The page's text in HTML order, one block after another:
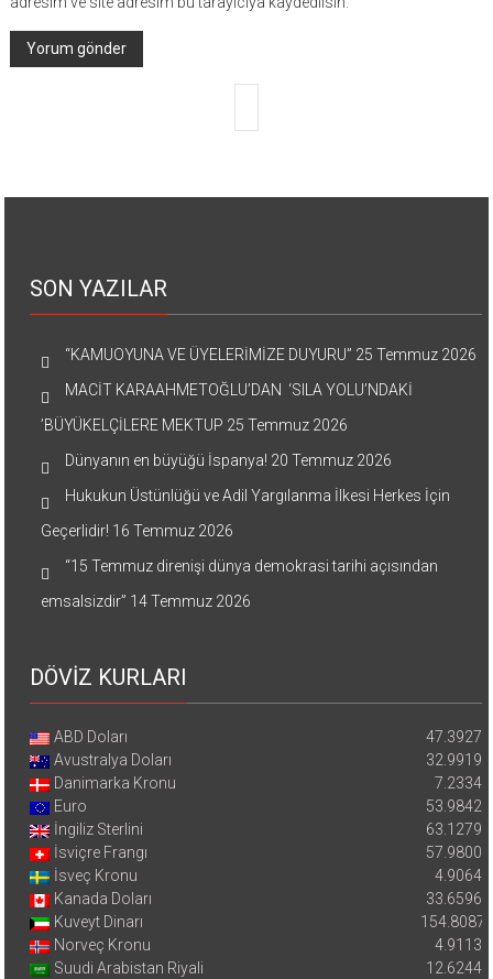
SON YAZILAR
“KAMUOYUNA VE ÜYELERİMİZE DUYURU” 25 Temmuz 2026
MACİT KARAAHMETOĞLU’DAN ‘SILA YOLU’NDAKİ
’BÜYÜKELÇİLERE MEKTUP 25 Temmuz 2026
Dünyanın en büyüğü İspanya! 20 Temmuz 2026
Hukukun Üstünlüğü ve Adil Yargılanma İlkesi Herkes İçin
Geçerlidir! 16 Temmuz 2026
“15 Temmuz direnişi dünya demokrasi tarihi açısından
emsalsizdir” 14 Temmuz 2026
DÖVİZ KURLARI
ABD Doları
47.3927
Avustralya Doları
32.9919
Danimarka Kronu
7.2334
Euro
53.9842
İngiliz Sterlini
63.1279
İsviçre Frangı
57.9800
İsveç Kronu
4.9064
Kanada Doları
33.6596
Kuveyt Dinarı
154.8087
Norveç Kronu
4.9113
Suudi Arabistan Riyali
12.6244